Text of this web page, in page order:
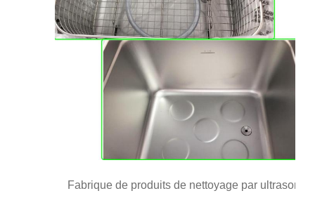
Fabrique de produits de nettoyage par ultrasons